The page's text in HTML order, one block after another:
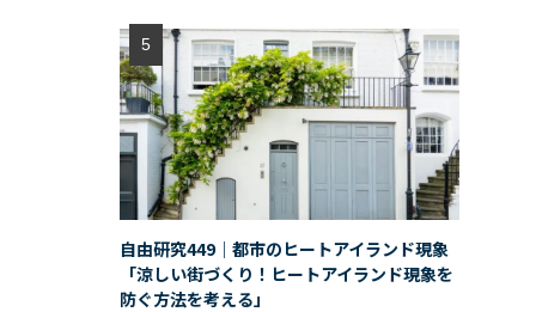
自由研究449｜都市のヒートアイランド現象
「涼しい街づくり！ヒートアイランド現象を
防ぐ方法を考える」